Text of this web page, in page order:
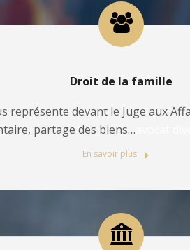
Droit de la famille
représente devant le Juge aux
partage des biens…
En savoir plus